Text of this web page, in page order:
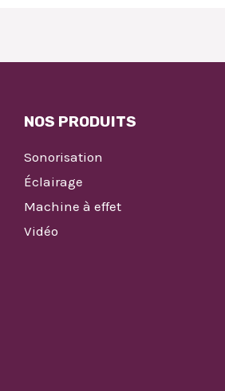
NOS PRODUITS
Sonorisation
Éclairage
Machine à effet
Vidéo